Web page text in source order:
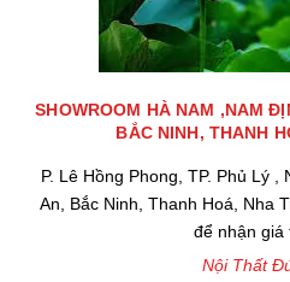
SHOWROOM HÀ NAM ,NAM
BẮC NINH, THANH
P. Lê Hồng Phong, TP. Phủ Lý
An, Bắc Ninh, Thanh Hoá, Nha
để nhận giá
Nội Thất